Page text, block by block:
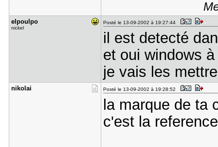
elpoulpo
nickel
Posté le 13-09-2002 à 19:27:44
il est detecté
et oui windows
je vais les
nikolai Posté le 13-09-2002 à 19:28:52
la marque de ta
c'est la